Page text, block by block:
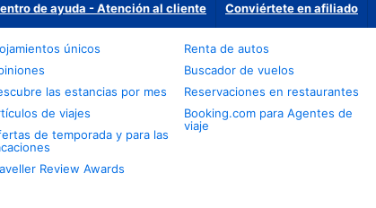
de ayuda - Atención al cliente Conviértete en afiliado
únicos
las estancias por mes
de viajes
de temporada y para las
Review Awards
Renta de autos
Buscador de vuelos
Reservaciones en restaurantes
Booking.com para Agentes de
viaje